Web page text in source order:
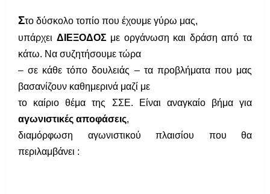
Στο δύσκολο τοπίο που έχουμε γύρω μας,
υπάρχει ΔΙΕΞΟΔΟΣμε οργάνωση και δράση από τα
κάτω. Να συζητήσουμε τώρα
– σε κάθε τόπο δουλειάς – τα προβλήματα που μας
βασανίζουν καθημερινά μαζί με
το καίριο θέμα της ΣΣΕ. Είναι αναγκαίο βήμα για
αγωνιστικές αποφάσεις,
διαμόρφωση αγωνιστικού πλαισίου που θα
περιλαμβάνει :